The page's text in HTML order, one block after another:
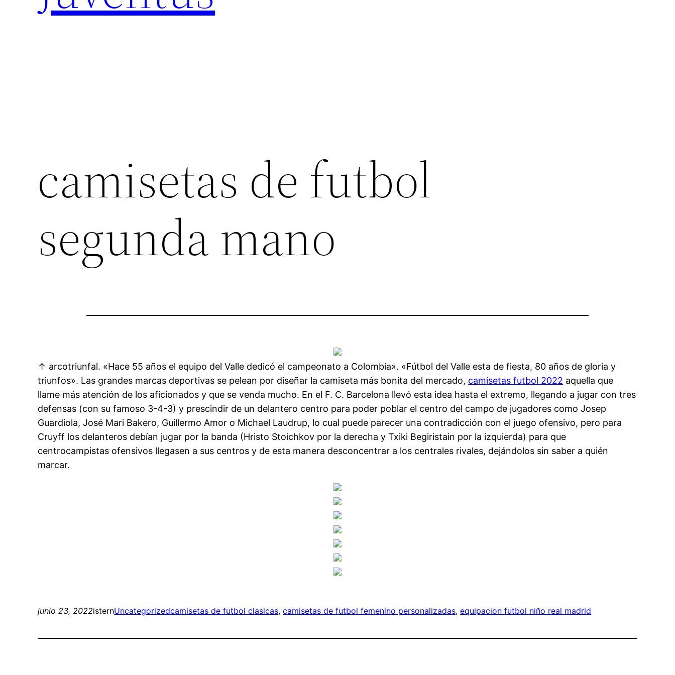
camisetas de futbol
segunda mano
↑ arcotriunfal. «Hace 55 años el equipo del Valle dedicó el campeonato a Colombia». «Fútbol del Valle esta de fiesta, 80 años de gloria y
triunfos». Las grandes marcas deportivas se pelean por diseñar la camiseta más bonita del mercado, camisetas futbol 2022 aquella que
llame más atención de los aficionados y que se venda mucho. En el F. C. Barcelona llevó esta idea hasta el extremo, llegando a jugar con tres
defensas (con su famoso 3-4-3) y prescindir de un delantero centro para poder poblar el centro del campo de jugadores como Josep
Guardiola, José Mari Bakero, Guillermo Amor o Michael Laudrup, lo cual puede parecer una contradicción con el juego ofensivo, pero para
Cruyff los delanteros debían jugar por la banda (Hristo Stoichkov por la derecha y Txiki Begiristain por la izquierda) para que
centrocampistas ofensivos llegasen a sus centros y de esta manera desconcentrar a los centrales rivales, dejándolos sin saber a quién
marcar.
junio 23, 2022isternUncategorizedcamisetas de futbol clasicas, camisetas de futbol femenino personalizadas, equipacion futbol niño real madrid